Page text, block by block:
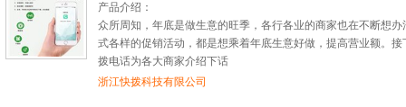
产品介绍：
众所周知，年底是做生意的旺季，各行各业的商家也在不断想办
式各样的促销活动，都是想乘着年底生意好做，提高营业额。接
拨电话为各大商家介绍下话
浙江快拨科技有限公司